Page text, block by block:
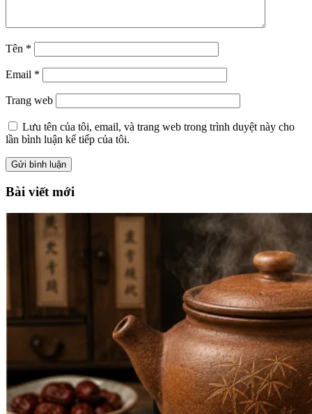
Tên *
Email *
Trang web
Lưu tên của tôi, email, và trang web trong trình duyệt này cho
lần bình luận kế tiếp của tôi.
Bài viết mới